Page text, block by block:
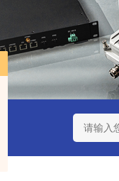
赛思北斗终端压